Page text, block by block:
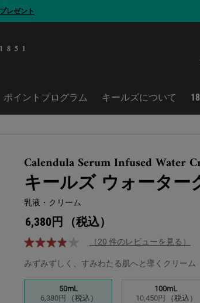
レゼント
ポイントプログラム キールズについて
Calendula Serum Infused Water
キールズ ウォーター
乳液・クリーム
6,380円 （税込）
（20 件のレビューを見る）
みずみずしく、すみわたる肌へと導くクリーム
選択済み
50mL
6,380円
（税込）
, 1/3 選択済み
100mL
10,450円
（税込）
, 2/3